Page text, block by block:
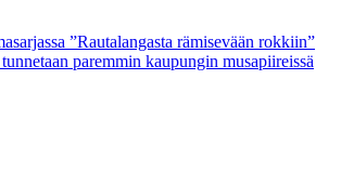
”Rautalangasta rämisevään rokkiin”
paremmin kaupungin musapiireissä